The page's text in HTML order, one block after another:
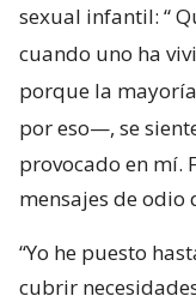
sexual infantil: “
cuando uno ha
porque la
por eso—, se
provocado en mí.
mensajes de odio
“Yo he puesto
cubrir